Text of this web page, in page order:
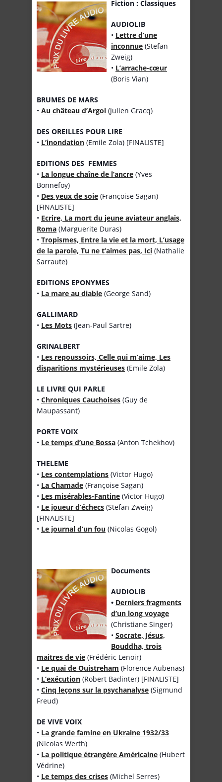
Fiction : Classiques
AUDIOLIB
• Lettre d’une
inconnue (Stefan
Zweig)
• L’arrache-cœur
(Boris Vian)
BRUMES DE MARS
• Au château d’Argol (Julien Gracq)
DES OREILLES POUR LIRE
• L’inondation (Emile Zola) [FINALISTE]
EDITIONS DES FEMMES
• La longue chaîne de l’ancre (Yves
Bonnefoy)
• Des yeux de soie (Françoise Sagan)
[FINALISTE]
• Ecrire, La mort du jeune aviateur anglais,
Roma (Marguerite Duras)
• Tropismes, Entre la vie et la mort, L’usage
de la parole, Tu ne t’aimes pas, Ici (Nathalie
Sarraute)
EDITIONS EPONYMES
• La mare au diable (George Sand)
GALLIMARD
• Les Mots (Jean-Paul Sartre)
GRINALBERT
• Les repoussoirs, Celle qui m’aime, Les
disparitions mystérieuses (Emile Zola)
LE LIVRE QUI PARLE
• Chroniques Cauchoises (Guy de
Maupassant)
PORTE VOIX
• Le temps d’une Bossa (Anton Tchekhov)
THELEME
• Les contemplations (Victor Hugo)
• La Chamade (Françoise Sagan)
• Les misérables-Fantine (Victor Hugo)
• Le joueur d’échecs (Stefan Zweig)
[FINALISTE]
• Le journal d’un fou (Nicolas Gogol)
Documents
AUDIOLIB
• Derniers fragments
d’un long voyage
(Christiane Singer)
•Socrate, Jésus,
Bouddha, trois
maitres de vie (Frédéric Lenoir)
• Le quai de Ouistreham (Florence Aubenas)
• L’exécution (Robert Badinter) [FINALISTE]
• Cinq leçons sur la psychanalyse (Sigmund
Freud)
DE VIVE VOIX
• La grande famine en Ukraine 1932/33
(Nicolas Werth)
• La politique étrangère Américaine (Hubert
Védrine)
• Le temps des crises (Michel Serres)